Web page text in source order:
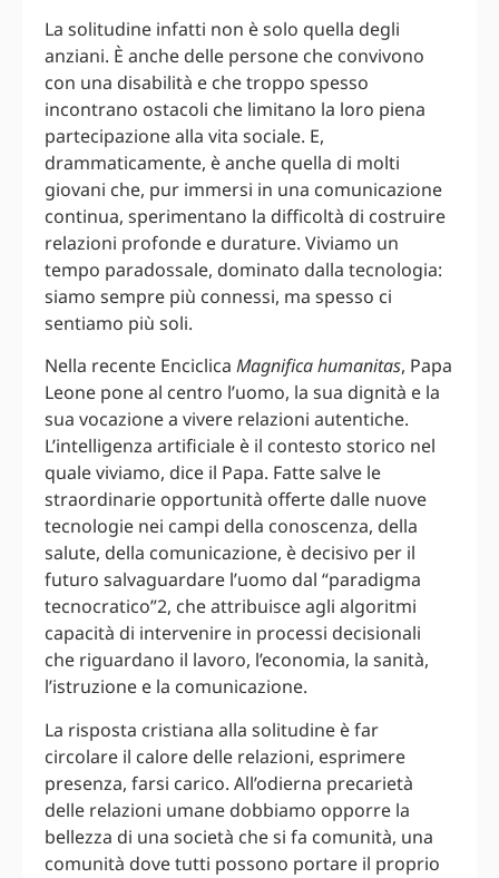
La solitudine infatti non è solo quella degli
anziani. È anche delle persone che convivono
con una disabilità e che troppo spesso
incontrano ostacoli che limitano la loro piena
partecipazione alla vita sociale. E,
drammaticamente, è anche quella di molti
giovani che, pur immersi in una comunicazione
continua, sperimentano la difficoltà di costruire
relazioni profonde e durature. Viviamo un
tempo paradossale, dominato dalla tecnologia:
siamo sempre più connessi, ma spesso ci
sentiamo più soli.
Nella recente Enciclica Magnifica humanitas, Papa
Leone pone al centro l’uomo, la sua dignità e la
sua vocazione a vivere relazioni autentiche.
L’intelligenza artificiale è il contesto storico nel
quale viviamo, dice il Papa. Fatte salve le
straordinarie opportunità offerte dalle nuove
tecnologie nei campi della conoscenza, della
salute, della comunicazione, è decisivo per il
futuro salvaguardare l’uomo dal “paradigma
tecnocratico”2, che attribuisce agli algoritmi
capacità di intervenire in processi decisionali
che riguardano il lavoro, l’economia, la sanità,
l’istruzione e la comunicazione.
La risposta cristiana alla solitudine è far
circolare il calore delle relazioni, esprimere
presenza, farsi carico. All’odierna precarietà
delle relazioni umane dobbiamo opporre la
bellezza di una società che si fa comunità, una
comunità dove tutti possono portare il proprio